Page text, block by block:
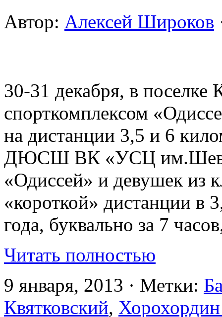
Автор: Алексей Широков
30-31 декабря, в
спорткомплексом
на дистанции 3,5 и 6
ДЮСШ ВК «УСЦ
«Одиссей» и девушек из
«короткой» дистанции в
года, буквально за 7
Читать полностью
9 января, 2013 · Метки:
Квятковский,